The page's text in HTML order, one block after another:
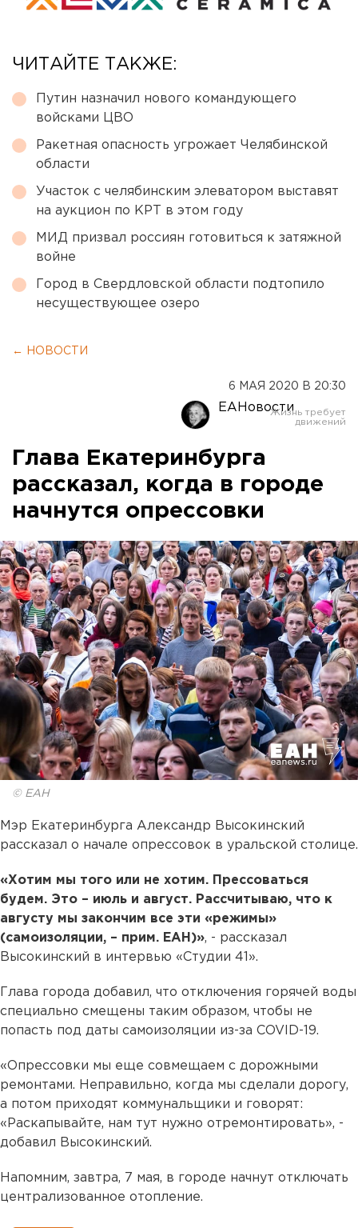
ЧИТАЙТЕ ТАКЖЕ:
Путин назначил нового командующего
войсками ЦВО
Ракетная опасность угрожает Челябинской
области
Участок с челябинским элеватором выставят
на аукцион по КРТ в этом году
МИД призвал россиян готовиться к затяжной
войне
Город в Свердловской области подтопило
несуществующее озеро
← НОВОСТИ
6 МАЯ 2020 В 20:30
ЕАНовости
Глава Екатеринбурга
рассказал, когда в городе
начнутся опрессовки
© ЕАН
Мэр Екатеринбурга Александр Высокинский
рассказал о начале опрессовок в уральской столице.
«Хотим мы того или не хотим. Прессоваться
будем. Это – июль и август. Рассчитываю, что к
августу мы закончим все эти «режимы»
(самоизоляции, – прим. ЕАН)», - рассказал
Высокинский в интервью «Студии 41».
Глава города добавил, что отключения горячей воды
специально смещены таким образом, чтобы не
попасть под даты самоизоляции из-за COVID-19.
«Опрессовки мы еще совмещаем с дорожными
ремонтами. Неправильно, когда мы сделали дорогу,
а потом приходят коммунальщики и говорят:
«Раскапывайте, нам тут нужно отремонтировать», -
добавил Высокинский.
Напомним, завтра, 7 мая, в городе начнут отключать
централизованное отопление.